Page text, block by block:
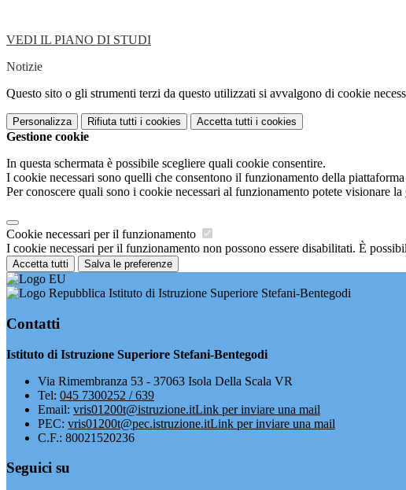
VEDI IL PIANO DI STUDI
Notizie
Questo sito o gli strumenti terzi da questo utilizzati si avvalgono di cookie
Personalizza Rifiuta tutti i cookies Accetta tutti i cookies
Gestione cookie
In questa schermata è possibile scegliere quali cookie consentire.
I cookie necessari sono quelli che consentono il funzionamento della
Per conoscere quali sono i cookie necessari al funzionamento potete visionare la
Cookie necessari per il funzionamento
I cookie necessari per il funzionamento non possono essere disabilitati. È
Accetta tutti Salva le preferenze
Istituto di Istruzione Superiore Stefani-Bentegodi
Contatti
Istituto di Istruzione Superiore Stefani-Bentegodi
Via Rimembranza 53 - 37063 Isola Della Scala VR
Tel: 045 7300252 / 639
Email: vris01200t@istruzione.itLink per inviare una mail
PEC: vris01200t@pec.istruzione.itLink per inviare una mail
C.F.: 80021520236
Seguici su